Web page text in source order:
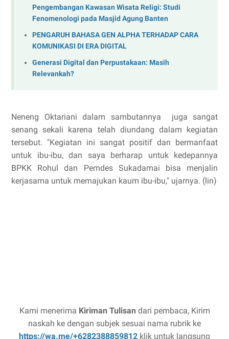
Pengembangan Kawasan Wisata Religi: Studi
Fenomenologi pada Masjid Agung Banten
PENGARUH BAHASA GEN ALPHA TERHADAP CARA
KOMUNIKASI DI ERA DIGITAL
Generasi Digital dan Perpustakaan: Masih
Relevankah?
Neneng Oktariani dalam sambutannya juga sangat
senang sekali karena telah diundang dalam kegiatan
tersebut. "Kegiatan ini sangat positif dan bermanfaat
untuk ibu-ibu, dan saya berharap untuk kedepannya
BPKK Rohul dan Pemdes Sukadamai bisa menjalin
kerjasama untuk memajukan kaum ibu-ibu," ujarnya. (lin)
Kami menerima Kiriman Tulisan dari pembaca, Kirim
naskah ke dengan subjek sesuai nama rubrik ke
https://wa.me/+6282388859812 klik untuk langsung